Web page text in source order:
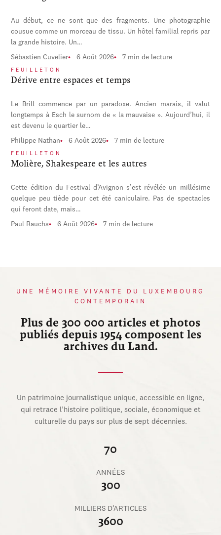
Au début, ce ne sont que des fragments. Une photographie
cousue comme un morceau de tissu. Un hôtel familial repris par
la grande histoire. Un…
Sébastien Cuvelier 6 Août 2026 7 min de lecture
FEUILLETON
Dérive entre espaces et temps
Le Brill commence par un paradoxe. Ancien marais, il valut
longtemps à Esch le surnom de « la mauvaise ». Aujourd’hui, il
est devenu le quartier le…
Philippe Nathan 6 Août 2026 7 min de lecture
FEUILLETON
Molière, Shakespeare et les autres
Cette édition du Festival d’Avignon s’est révélée un millésime
quelque peu tiède pour cet été caniculaire. Pas de spectacles
qui feront date, mais…
Paul Rauchs 6 Août 2026 7 min de lecture
UNE MÉMOIRE VIVANTE DU LUXEMBOURG
CONTEMPORAIN
Plus de 300 000 articles et photos
publiés depuis 1954 composent les
archives du Land.
Un patrimoine journalistique unique, accessible en ligne,
qui retrace l’histoire politique, sociale, économique et
culturelle du pays sur plus de sept décennies.
70
ANNÉES
300
MILLIERS D’ARTICLES
3600